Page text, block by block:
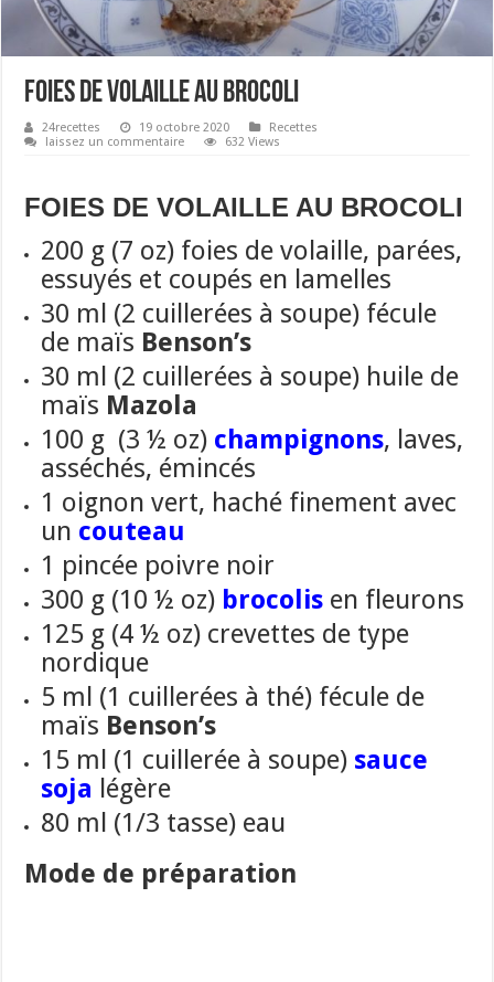
FOIES DE VOLAILLE AU BROCOLI
24recettes 19 octobre 2020
Recettes
laissez un commentaire
632 Views
FOIES DE VOLAILLE AU BROCOLI
200 g (7 oz) foies de volaille, parées,
essuyés et coupés en lamelles
30 ml (2 cuillerées à soupe) fécule
de maïs Benson’s
30 ml (2 cuillerées à soupe) huile de
maïs Mazola
100 g (3 ½ oz) champignons, laves,
asséchés, émincés
1 oignon vert, haché finement avec
un couteau
1 pincée poivre noir
300 g (10 ½ oz) brocolis en fleurons
125 g (4 ½ oz) crevettes de type
nordique
5 ml (1 cuillerées à thé) fécule de
maïs Benson’s
15 ml (1 cuillerée à soupe) sauce
soja légère
80 ml (1/3 tasse) eau
Mode de préparation